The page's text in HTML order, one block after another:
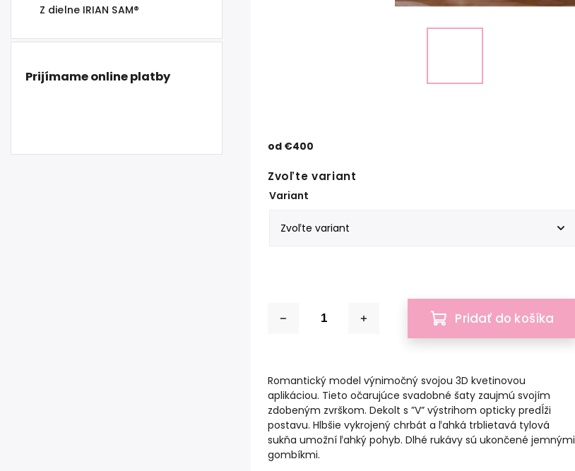
Z dielne IRIAN SAM®
Prijímame online platby
od €400
Zvoľte variant
Variant
Pridať do košíka
Romantický model výnimočný svojou 3D kvetinovou
aplikáciou. Tieto očarujúce svadobné šaty zaujmú svojím
zdobeným zvrškom. Dekolt s ”V” výstrihom opticky predĺži
postavu. Hlbšie vykrojený chrbát a ľahká trblietavá tylová
sukňa umožní ľahký pohyb. Dlhé rukávy sú ukončené jemnými
gombíkmi.